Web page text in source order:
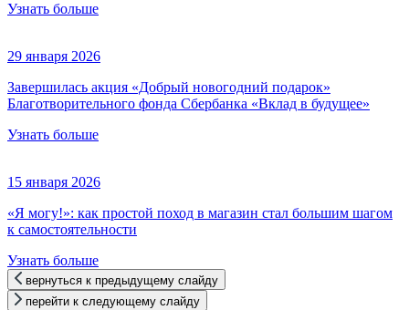
Узнать больше
29 января 2026
Завершилась акция «Добрый новогодний подарок»
Благотворительного фонда Сбербанка «Вклад в будущее»
Узнать больше
15 января 2026
«Я могу!»: как простой поход в магазин стал большим шагом
к самостоятельности
Узнать больше
вернуться к предыдущему слайду
перейти к следующему слайду